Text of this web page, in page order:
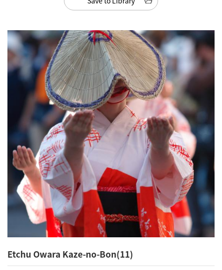
Etchu Owara Kaze-no-Bon(11)